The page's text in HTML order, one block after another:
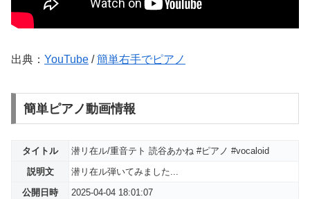
出典： YouTube /簡単右手でピアノ
簡単ピアノ動画情報
タイトル
潜リ在ル/重音テト 読谷あかね #ピアノ #vocaloid
説明文
潜リ在ル弾いてみました...
公開日時
2025-04-04 18:01:07